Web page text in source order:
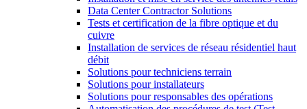
Data Center Contractor Solutions
Tests et certification de la fibre optique et du
cuivre
Installation de services de réseau résidentiel haut
débit
Solutions pour techniciens terrain
Solutions pour installateurs
Solutions pour responsables des opérations